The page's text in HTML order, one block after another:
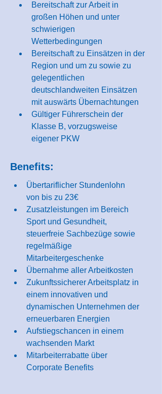
Bereitschaft zur Arbeit in
großen Höhen und unter
schwierigen
Wetterbedingungen
Bereitschaft zu Einsätzen in der
Region und um zu sowie zu
gelegentlichen
deutschlandweiten Einsätzen
mit auswärts Übernachtungen
Gültiger Führerschein der
Klasse B, vorzugsweise
eigener PKW
Benefits:
Übertariflicher Stundenlohn
von bis zu 23€
Zusatzleistungen im Bereich
Sport und Gesundheit,
steuerfreie Sachbezüge sowie
regelmäßige
Mitarbeitergeschenke
Übernahme aller Arbeitkosten
Zukunftssicherer Arbeitsplatz in
einem innovativen und
dynamischen Unternehmen der
erneuerbaren Energien
Aufstiegschancen in einem
wachsenden Markt
Mitarbeiterrabatte über
Corporate Benefits